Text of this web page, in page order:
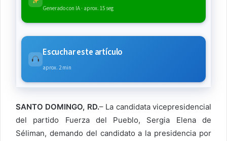
Generado con IA · aprox. 15 seg
Escuchar este artículo
aprox. 2 min
SANTO DOMINGO, RD.– La candidata vicepresidencial
del partido Fuerza del Pueblo, Sergia Elena de
Séliman, demando del candidato a la presidencia por